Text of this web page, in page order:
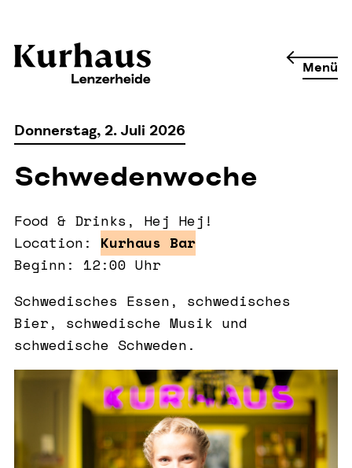
Menü
Donnerstag, 2. Juli 2026
Schwedenwoche
Food & Drinks, Hej Hej!
Location: Kurhaus Bar
Beginn: 12:00 Uhr
Schwedisches Essen, schwedisches
Bier, schwedische Musik und
schwedische Schweden.